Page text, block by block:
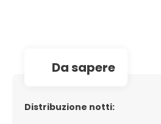
da sapere
Distribuzione notti: